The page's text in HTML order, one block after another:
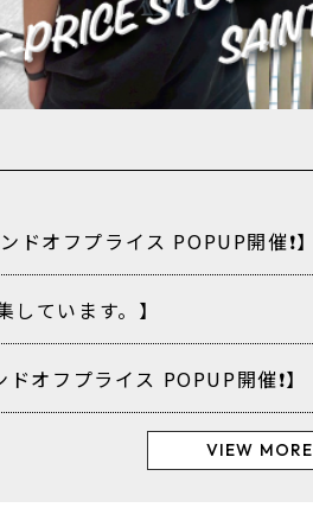
オフプライス POPUP開催❗️】
ています。】
オフプライス POPUP開催❗️】
VIEW MORE